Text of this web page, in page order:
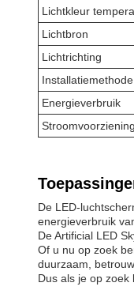
Lichtkleur
Lichtbron
Lichtrichting
Installatiemethode
Energieverbruik
Stroomvoorziening
De LED-
energieverbruik
De Artificial LED
Of u nu op zoek
duurzaam,
Dus als je op